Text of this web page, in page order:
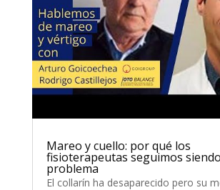
Mareo y cuello: por qué los
fisioterapeutas seguimos
problema
El collarín ha desaparecido pero su